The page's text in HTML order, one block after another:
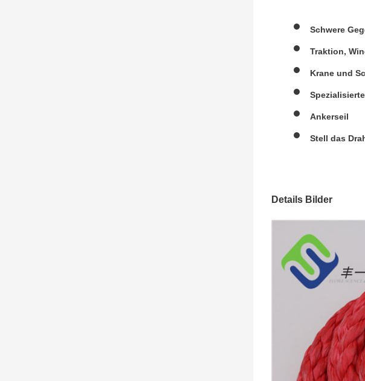
Schwere
Traktion,
Krane und
Ankerseil
Stell das
Details Bilder